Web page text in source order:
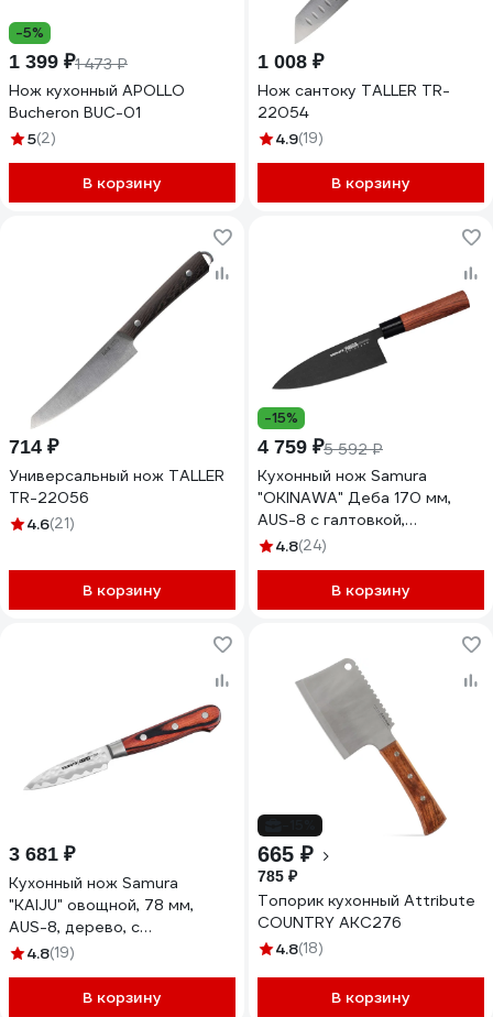
-5%
1 399 ₽1 473 ₽
Нож кухонный APOLLO
Bucheron BUC-01
5(2)
В корзину
1 008 ₽
Нож сантоку TALLER TR-
22054
4.9(19)
В корзину
714 ₽
Универсальный нож TALLER
TR-22056
4.6(21)
В корзину
-15%
4 759 ₽5 592 ₽
Кухонный нож Samura
"OKINAWA" Деба 170 мм,
AUS-8 с галтовкой,
палисандр SO-0129B/K
4.8(24)
В корзину
3 681 ₽
Кухонный нож Samura
"KAIJU" овощной, 78 мм,
AUS-8, дерево, с
больстером SKJ-0011B/K
4.8(19)
В корзину
665 ₽
785 ₽
Топорик кухонный Attribute
COUNTRY AKC276
4.8(18)
В корзину